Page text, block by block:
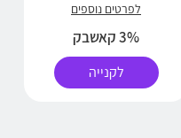
לפרטים נוספים
3% קאשבק
לקנייה